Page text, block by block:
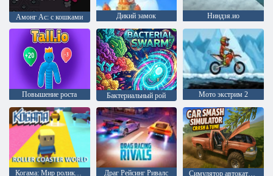
Амонг Ас: с кошками Дикий замок Ниндзя.ио
Повышение роста Бактериальный рой Мото экстрим 2
Когама: Мир роликовых машин Драг Рейсинг Ривалс Симулятор автокатастрофы: крушение и тюнинг